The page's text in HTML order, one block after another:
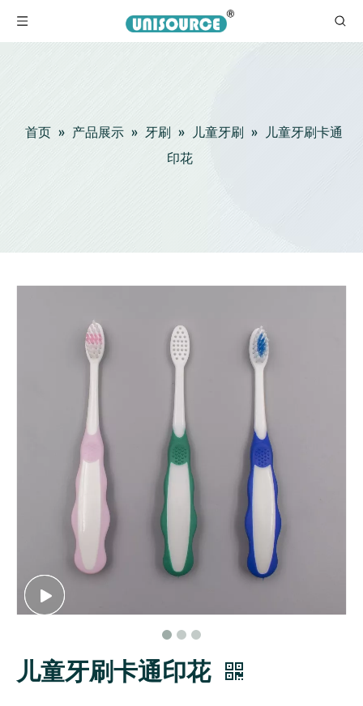
首页 » 产品展示 » 牙刷 » 儿童牙刷 »
儿童牙刷卡通
印花
儿童牙刷卡通印花